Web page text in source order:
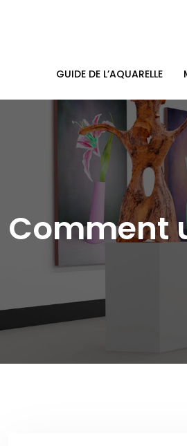
GUIDE DE L’AQUARELLE
Comment